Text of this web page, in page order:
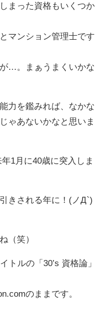
まった資格もいくつか
マンション管理士です
…。まぁうまくいかな
力を鑑みれば、なかな
ゃあないかなと思いま
1月に40歳に突入しま
きされる年に！(ノД`)
（笑）
トルの「30’s 資格論」
のままです。